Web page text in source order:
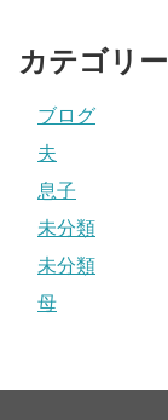
カテゴリー
ブログ
夫
息子
未分類
未分類
母